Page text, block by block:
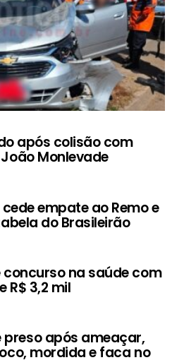
após colisão com
Monlevade
empate ao Remo e
do Brasileirão
na saúde com
R$ 3,2 mil
preso após ameaçar,
mordida e faca no